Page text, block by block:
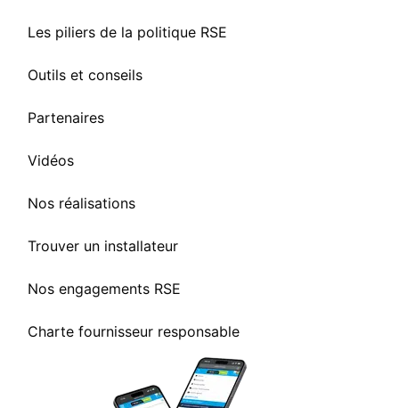
Les piliers de la politique RSE
Outils et conseils
Partenaires
Vidéos
Nos réalisations
Trouver un installateur
Nos engagements RSE
Charte fournisseur responsable